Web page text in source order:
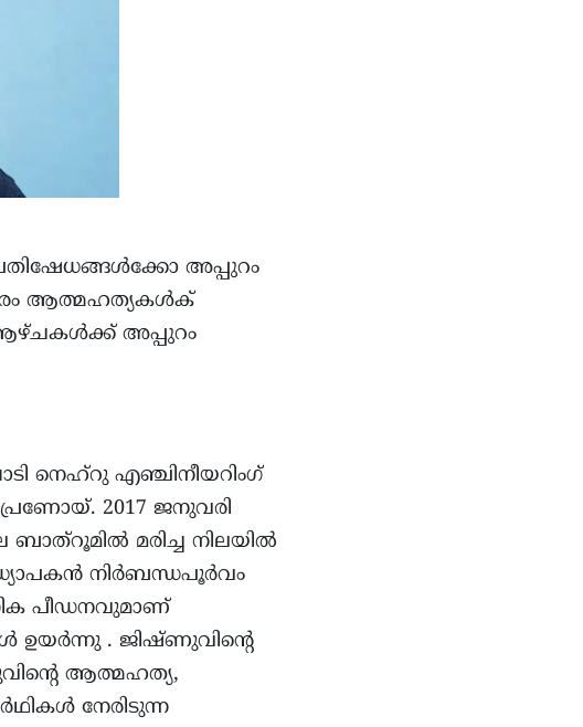
അപ്പുറം
ആത്മഹത്യകൾക്
ആഴ്ചകൾക്ക് അപ്പുറം
നെഹ്‌റു എഞ്ചിനീയറിംഗ്
2017 ജനുവരി
മരിച്ച നിലയിൽ
നിർബന്ധപൂർവം
പീഡനവുമാണ്
ഉയർന്നു . ജിഷ്ണുവിന്റെ
ആത്മഹത്യ,
നേരിടുന്ന